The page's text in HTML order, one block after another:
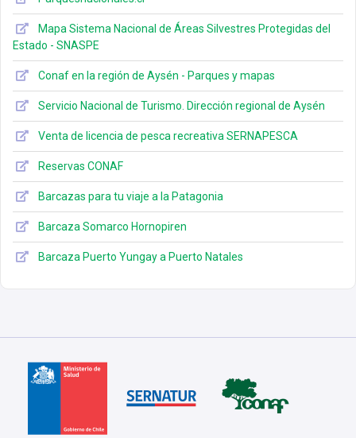
Mapa Sistema Nacional de Áreas Silvestres Protegidas del
Estado - SNASPE
Conaf en la región de Aysén - Parques y mapas
Servicio Nacional de Turismo. Dirección regional de Aysén
Venta de licencia de pesca recreativa SERNAPESCA
Reservas CONAF
Barcazas para tu viaje a la Patagonia
Barcaza Somarco Hornopiren
Barcaza Puerto Yungay a Puerto Natales